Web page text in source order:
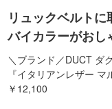
リュックベルト
バイカラーがおし
＼ブランド／DUCT ダ
『イタリアンレザー マ
￥12,100